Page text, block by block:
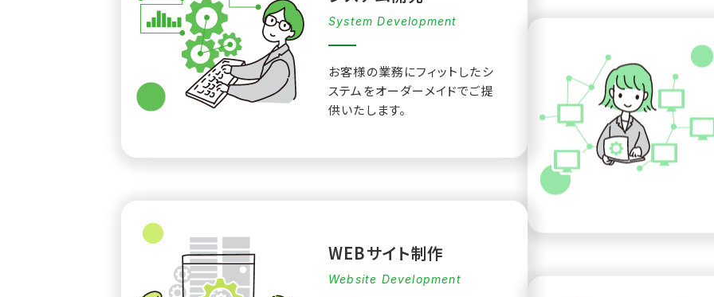
System Development
お客様の業務にフィットしたシ
ステムをオーダーメイドでご提
供いたします。
WEBサイト制作
Website Development